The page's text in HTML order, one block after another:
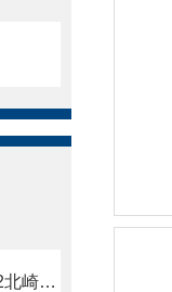
日本ULVAC涡旋式干泵DISL-102北崎热卖